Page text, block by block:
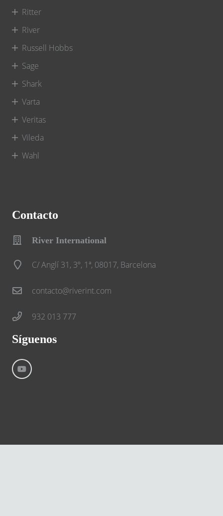
Ritter
River
Russell Hobbs
Sage
Shark
Varta
Veritas
Vileda
Wahl
Contacto
River International
C/ Anglí 31, 3º, 1ª, 08017, Barcelona
contacto@riverint.com
932 013 777
Síguenos